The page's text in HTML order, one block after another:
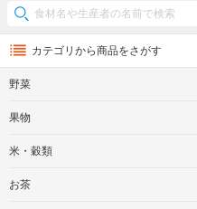
カテゴリから商品をさがす
野菜
果物
米・穀類
お茶